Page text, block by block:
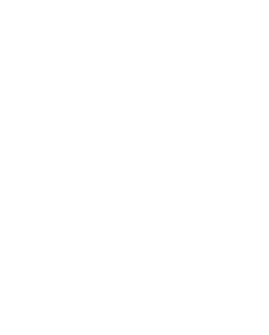
lập tức đả kích G7
trường thống nhất về Trung Quốc, gồm
nghị G7.